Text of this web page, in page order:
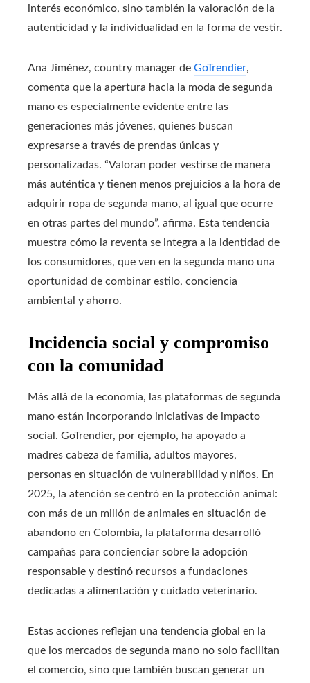
interés económico, sino también la valoración de la
autenticidad y la individualidad en la forma de vestir.
Ana Jiménez, country manager de GoTrendier,
comenta que la apertura hacia la moda de segunda
mano es especialmente evidente entre las
generaciones más jóvenes, quienes buscan
expresarse a través de prendas únicas y
personalizadas. “Valoran poder vestirse de manera
más auténtica y tienen menos prejuicios a la hora de
adquirir ropa de segunda mano, al igual que ocurre
en otras partes del mundo”, afirma. Esta tendencia
muestra cómo la reventa se integra a la identidad de
los consumidores, que ven en la segunda mano una
oportunidad de combinar estilo, conciencia
ambiental y ahorro.
Incidencia social y compromiso
con la comunidad
Más allá de la economía, las plataformas de segunda
mano están incorporando iniciativas de impacto
social. GoTrendier, por ejemplo, ha apoyado a
madres cabeza de familia, adultos mayores,
personas en situación de vulnerabilidad y niños. En
2025, la atención se centró en la protección animal:
con más de un millón de animales en situación de
abandono en Colombia, la plataforma desarrolló
campañas para concienciar sobre la adopción
responsable y destinó recursos a fundaciones
dedicadas a alimentación y cuidado veterinario.
Estas acciones reflejan una tendencia global en la
que los mercados de segunda mano no solo facilitan
el comercio, sino que también buscan generar un